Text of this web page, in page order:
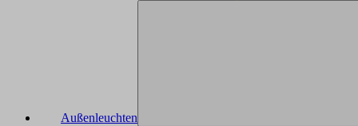
Außenleuchten